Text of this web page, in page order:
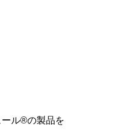
ル®の製品を